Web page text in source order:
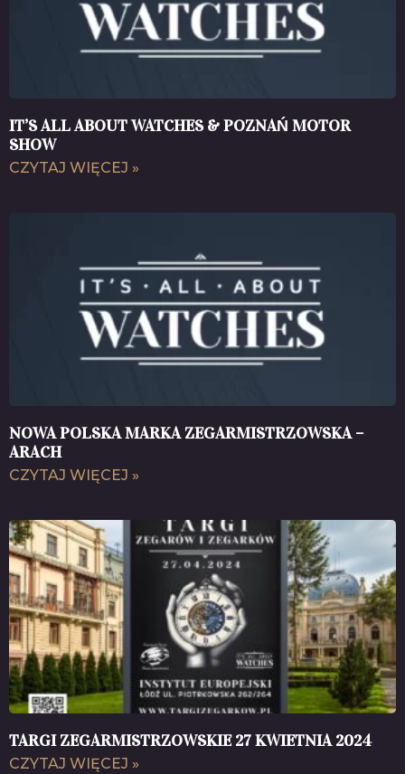
IT’S ALL ABOUT WATCHES & POZNAŃ MOTOR
SHOW
CZYTAJ WIĘCEJ »
NOWA POLSKA MARKA ZEGARMISTRZOWSKA –
ARACH
CZYTAJ WIĘCEJ »
TARGI ZEGARMISTRZOWSKIE 27 KWIETNIA 2024
CZYTAJ WIĘCEJ »